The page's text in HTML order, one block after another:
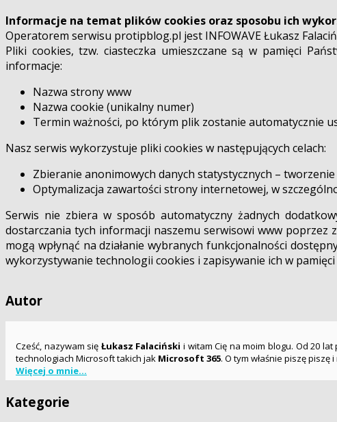
Informacje na temat plików cookies oraz sposobu ich
Operatorem serwisu protipblog.pl jest INFOWAVE Łukasz
Pliki cookies, tzw. ciasteczka umieszczane są w pamięci
informacje:
Nazwa strony www
Nazwa cookie (unikalny numer)
Termin ważności, po którym plik zostanie automatycznie
Nasz serwis wykorzystuje pliki cookies w następujących celach:
Zbieranie anonimowych danych statystycznych –
Optymalizacja zawartości strony internetowej, w
Serwis nie zbiera w sposób automatyczny żadnych
dostarczania tych informacji naszemu serwisowi www poprzez
mogą wpłynąć na działanie wybranych funkcjonalności
wykorzystywanie technologii cookies i zapisywanie ich w
Autor
Cześć, nazywam się Łukasz Falaciński i witam Cię na moim blogu. Od 20
technologiach Microsoft takich jak Microsoft 365. O tym właśnie piszę piszę
Więcej o mnie...
Kategorie